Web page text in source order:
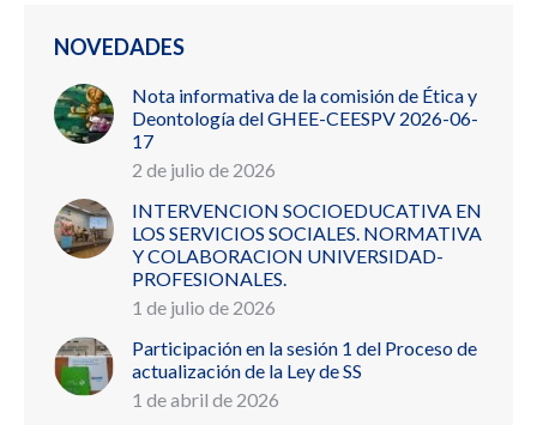
NOVEDADES
Nota informativa de la comisión de Ética y
Deontología del GHEE-CEESPV 2026-06-
17
2 de julio de 2026
INTERVENCION SOCIOEDUCATIVA EN
LOS SERVICIOS SOCIALES. NORMATIVA
Y COLABORACION UNIVERSIDAD-
PROFESIONALES.
1 de julio de 2026
Participación en la sesión 1 del Proceso de
actualización de la Ley de SS
1 de abril de 2026